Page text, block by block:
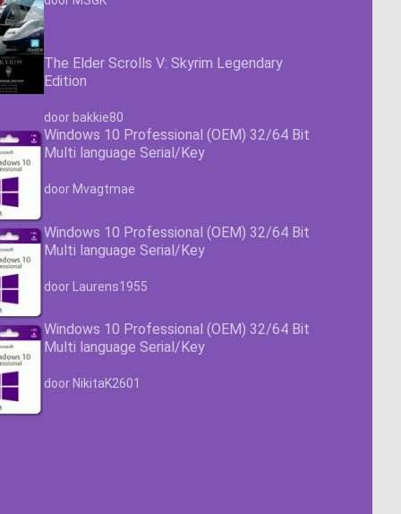
The Elder Scrolls V: Skyrim Legendary
Edition
Waardering4.63
door bakkie80
Windows 10 Professional (OEM) 32/64 Bit
Multi language Serial/Key
Waardering4.63
door Mvagtmae
Windows 10 Professional (OEM) 32/64 Bit
Multi language Serial/Key
Waardering4.63uit 5
door Laurens1955
Windows 10 Professional (OEM) 32/64 Bit
Multi language Serial/Key
Waardering4.63
door NikitaK2601